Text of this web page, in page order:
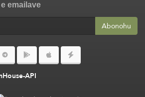
emailave
Abonohu
API